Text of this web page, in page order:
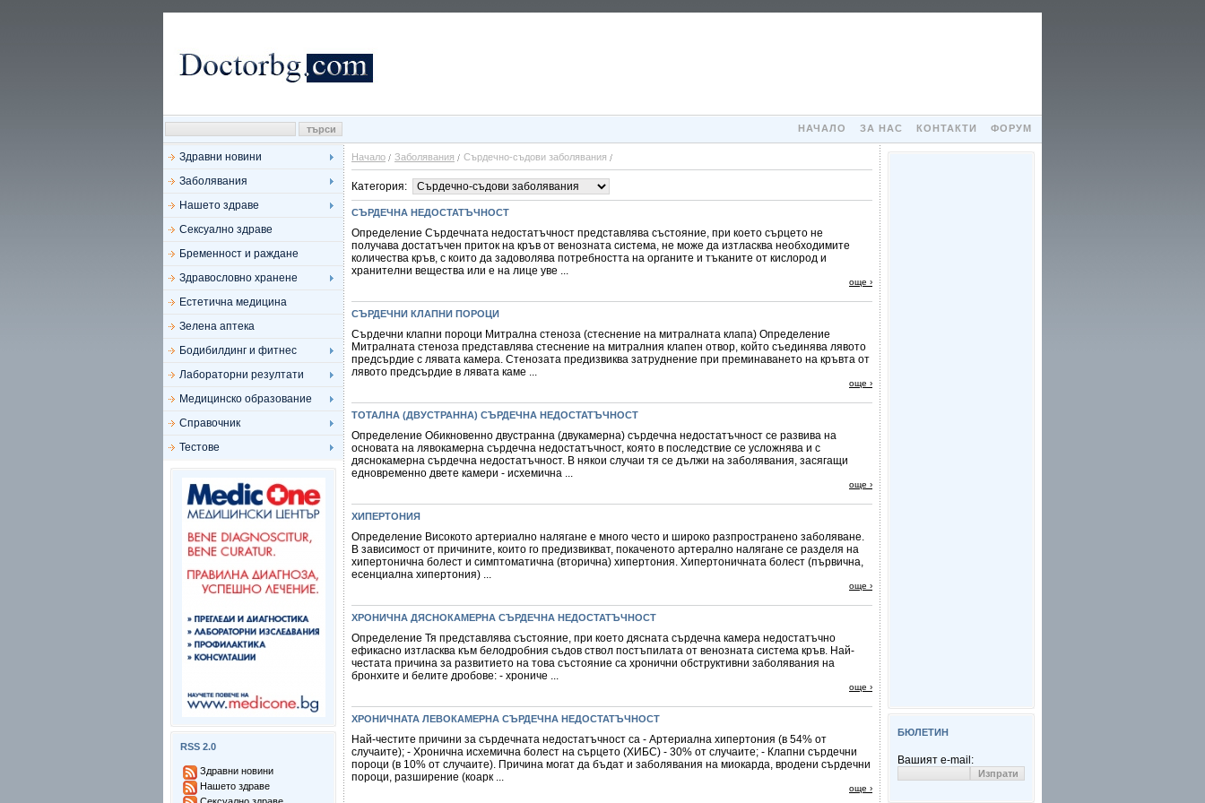
НАЧАЛО ЗА НАС КОНТАКТИ ФОРУМ
Здравни новини
Заболявания
Нашето здраве
Сексуално здраве
Бременност и раждане
Здравословно хранене
Естетична медицина
Зелена аптека
Бодибилдинг и фитнес
Лабораторни резултати
Медицинско образование
Справочник
Тестове
RSS 2.0
Здравни новини
Нашето здраве
Начало Заболявания Сърдечно-съдови заболявания
Категория:
СЪРДЕЧНА НЕДОСТАТЪЧНОСТ
Определение Сърдечната недостатъчност представлява състояние, при което сърцето не
получава достатъчен приток на кръв от венозната система, не може да изтласква необходимите
количества кръв, с които да задоволява потребността на органите и тъканите от кислород и
хранителни вещества или е на лице уве ...
още ›
СЪРДЕЧНИ КЛАПНИ ПОРОЦИ
Сърдечни клапни пороци Митрална стеноза (стеснение на митралната клапа) Определение
Митралната стеноза представлява стеснение на митралния клапен отвор, който съединява лявото
предсърдие с лявата камера. Стенозата предизвиква затруднение при преминаването на кръвта от
лявото предсърдие в лявата каме ...
още ›
ТОТАЛНА (ДВУСТРАННА) СЪРДЕЧНА НЕДОСТАТЪЧНОСТ
Определение Обикновенно двустранна (двукамерна) сърдечна недостатъчност се развива на
основата на лявокамерна сърдечна недостатъчност, която в последствие се усложнява и с
дяснокамерна сърдечна недостатъчност. В някои случаи тя се дължи на заболявания, засягащи
едновременно двете камери - исхемична ...
още ›
ХИПЕРТОНИЯ
Определение Високото артериално налягане е много често и широко разпространено заболяване.
В зависимост от причините, които го предизвикват, покаченото артерално налягане се разделя на
хипертонична болест и симптоматична (вторична) хипертония. Хипертоничната болест (първична,
есенциална хипертония) ...
още ›
ХРОНИЧНА ДЯСНОКАМЕРНА СЪРДЕЧНА НЕДОСТАТЪЧНОСТ
Определение Тя представлява състояние, при което дясната сърдечна камера недостатъчно
ефикасно изтласква към белодробния съдов ствол постъпилата от венозната система кръв. Най-
честата причина за развитието на това състояние са хронични обструктивни заболявания на
бронхите и белите дробове: - хрониче ...
още ›
ХРОНИЧНАТА ЛЕВОКАМЕРНА СЪРДЕЧНА НЕДОСТАТЪЧНОСТ
Най-честите причини за сърдечната недостатъчност са - Артериална хипертония (в 54% от
случаите); - Хронична исхемична болест на сърцето (ХИБС) - 30% от случаите; - Клапни сърдечни
пороци (в 10% от случаите). Причина могат да бъдат и заболявания на миокарда, вродени сърдечни
пороци, разширение (коарк ...
още ›
БЮЛЕТИН
Вашият e-mail: